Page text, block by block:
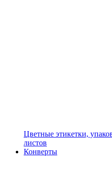
Цветные этикетки,
листов
Конверты